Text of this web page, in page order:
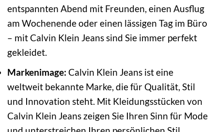
entspannten Abend mit Freunden, einen Ausflug
am Wochenende oder einen lässigen Tag im Büro
– mit Calvin Klein Jeans sind Sie immer perfekt
gekleidet.
Markenimage: Calvin Klein Jeans ist eine
weltweit bekannte Marke, die für Qualität, Stil
und Innovation steht. Mit Kleidungsstücken von
Calvin Klein Jeans zeigen Sie Ihren Sinn für Mode